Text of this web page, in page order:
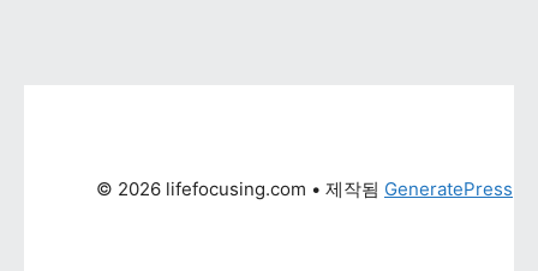
© 2026 lifefocusing.com • 제작됨 GeneratePress